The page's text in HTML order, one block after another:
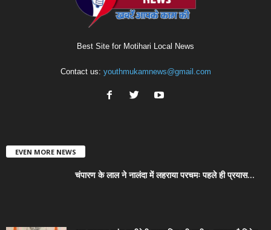
Best Site for Motihari Local News
Contact us: youthmukamnews@gmail.com
EVEN MORE NEWS
चंपारण के लाल ने नालंदा में लहराया परचमः पहले ही प्रयास...